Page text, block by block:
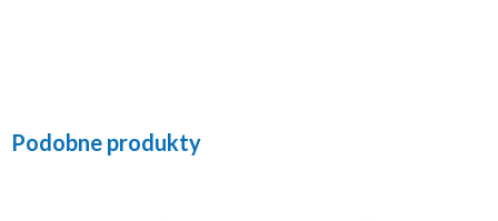
Podobne produkty